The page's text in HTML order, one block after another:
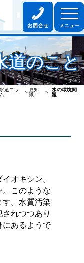
道のこと
水道コラ
ム
＞豆知
識
＞
水の環境問
題
オキシン。
。このような
す。水質汚染
れつつあり
にあるようで